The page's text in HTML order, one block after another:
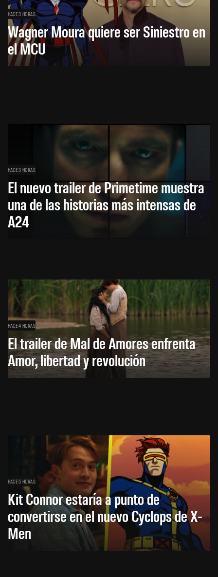
HACE 3 HORAS
Wagner Moura quiere ser Siniestro en
el MCU
HACE 3 HORAS
El nuevo trailer de Primetime muestra
una de las historias más intensas de
A24
HACE 4 HORAS
El trailer de Mal de Amores enfrenta
Amor, libertad y revolución
HACE 5 HORAS
Kit Connor estaría a punto de
convertirse en el nuevo Cyclops de X-
Men